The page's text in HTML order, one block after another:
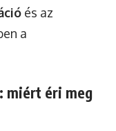
és az
a
miért éri meg